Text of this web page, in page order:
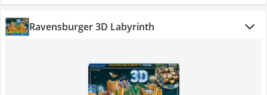
Ravensburger 3D Labyrinth